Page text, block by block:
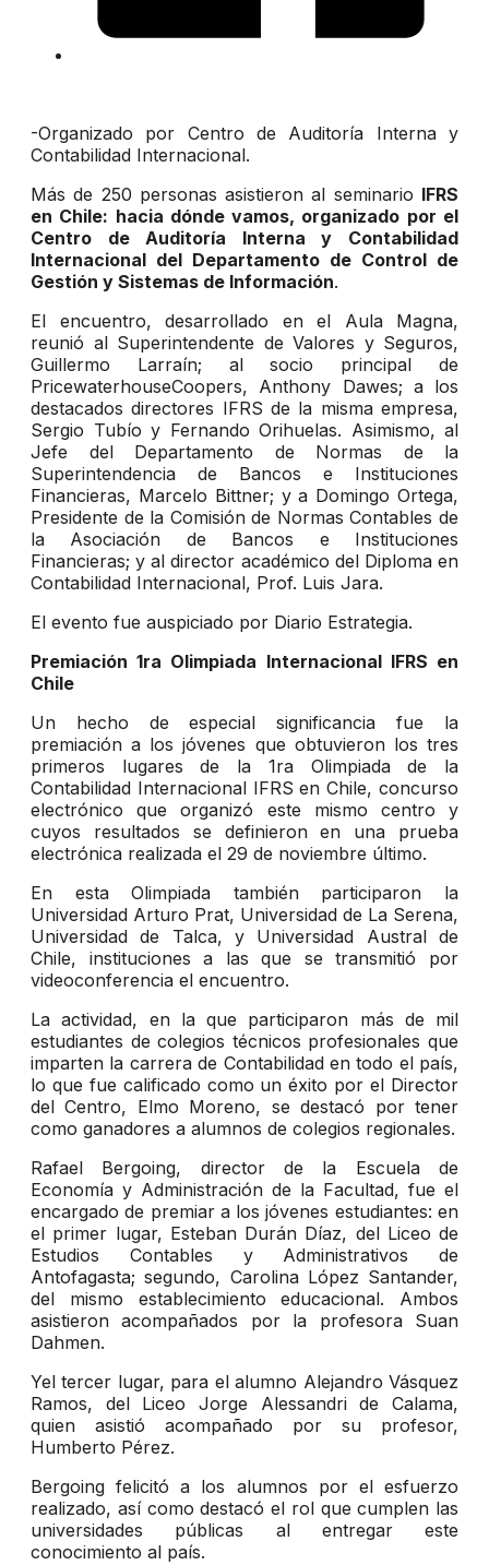
-Organizado por Centro de Auditoría Interna y
Contabilidad Internacional.
Más de 250 personas asistieron al seminario IFRS
en Chile: hacia dónde vamos, organizado por el
Centro de Auditoría Interna y Contabilidad
Internacional del Departamento de Control de
Gestión y Sistemas de Información.
El encuentro, desarrollado en el Aula Magna,
reunió al Superintendente de Valores y Seguros,
Guillermo Larraín; al socio principal de
PricewaterhouseCoopers, Anthony Dawes; a los
destacados directores IFRS de la misma empresa,
Sergio Tubío y Fernando Orihuelas. Asimismo, al
Jefe del Departamento de Normas de la
Superintendencia de Bancos e Instituciones
Financieras, Marcelo Bittner; y a Domingo Ortega,
Presidente de la Comisión de Normas Contables de
la Asociación de Bancos e Instituciones
Financieras; y al director académico del Diploma en
Contabilidad Internacional, Prof. Luis Jara.
El evento fue auspiciado por Diario Estrategia.
Premiación 1ra Olimpiada Internacional IFRS en
Chile
Un hecho de especial significancia fue la
premiación a los jóvenes que obtuvieron los tres
primeros lugares de la 1ra Olimpiada de la
Contabilidad Internacional IFRS en Chile, concurso
electrónico que organizó este mismo centro y
cuyos resultados se definieron en una prueba
electrónica realizada el 29 de noviembre último.
En esta Olimpiada también participaron la
Universidad Arturo Prat, Universidad de La Serena,
Universidad de Talca, y Universidad Austral de
Chile, instituciones a las que se transmitió por
videoconferencia el encuentro.
La actividad, en la que participaron más de mil
estudiantes de colegios técnicos profesionales que
imparten la carrera de Contabilidad en todo el país,
lo que fue calificado como un éxito por el Director
del Centro, Elmo Moreno, se destacó por tener
como ganadores a alumnos de colegios regionales.
Rafael Bergoing, director de la Escuela de
Economía y Administración de la Facultad, fue el
encargado de premiar a los jóvenes estudiantes: en
el primer lugar, Esteban Durán Díaz, del Liceo de
Estudios Contables y Administrativos de
Antofagasta; segundo, Carolina López Santander,
del mismo establecimiento educacional. Ambos
asistieron acompañados por la profesora Suan
Dahmen.
Yel tercer lugar, para el alumno Alejandro Vásquez
Ramos, del Liceo Jorge Alessandri de Calama,
quien asistió acompañado por su profesor,
Humberto Pérez.
Bergoing felicitó a los alumnos por el esfuerzo
realizado, así como destacó el rol que cumplen las
universidades públicas al entregar este
conocimiento al país.